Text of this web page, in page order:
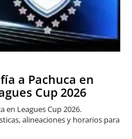
a Pachuca en
Cup 2026
en Leagues Cup 2026.
alineaciones y horarios para